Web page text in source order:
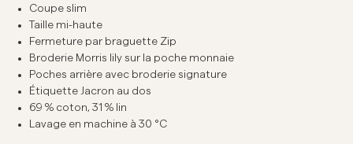
Coupe slim
Taille mi-haute
Fermeture par braguette Zip
Broderie Morris lily sur la poche monnaie
Poches arrière avec broderie signature
Étiquette Jacron au dos
69 % coton, 31 % lin
Lavage en machine à 30 °C